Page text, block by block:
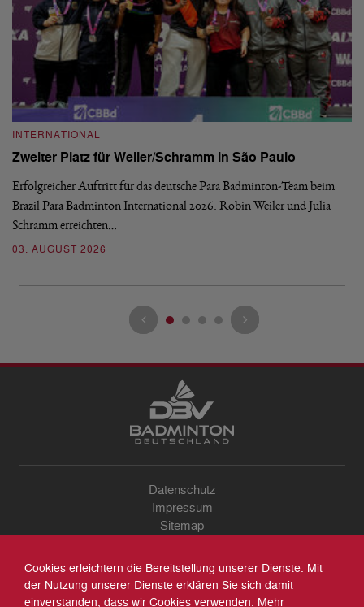
INTERNATIONAL
Zweiter Platz für Weiler/Schramm in São Paulo
Erfolgreicher Auftritt für das deutsche Para Badminton-Team beim
Brazil Para Badminton International 2026: Robin Weiler und Julia
Schramm erreichten…
03. AUGUST 2026
Datenschutz
Impressum
Sitemap
Archiv
Suche
Cookies erleichtern die Bereitstellung unserer Dienste. Mit
der Nutzung unserer Dienste erklären Sie sich damit
einverstanden, dass wir Cookies verwenden. Mehr